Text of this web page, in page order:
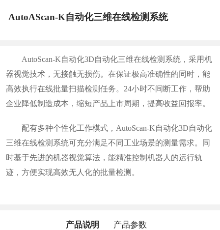
AutoAScan-K自动化三维在线检测系统
AutoScan-K自动化3D自动化三维在线检测系统，采用机
器视觉技术，无接触无损伤。在保证极高准确性的同时，能
高效执行在线批量扫描检测任务。24小时不间断工作，帮助
企业降低制造成本，缩短产品上市周期，提高收益回报率。
配有多种个性化工作模式，AutoScan-K自动化3D自动化
三维在线检测系统可充分满足不同工业场景的测量需求。同
时基于先进的机器视觉算法，能精准控制机器人的运行轨
迹，方便实现高效无人化的批量检测。
产品说明 产品参数